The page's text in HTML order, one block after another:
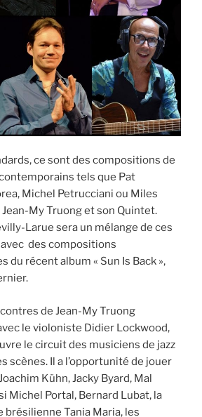
ce sont des compositions de
tels que Pat
Michel Petrucciani ou Miles
My Truong et son Quintet.
Larue sera un mélange de ces
avec des compositions
du récent album « Sun Is Back »,
de Jean-My Truong
le violoniste Didier Lockwood,
le circuit des musiciens de jazz
scènes. Il a l’opportunité de jouer
Kühn, Jacky Byard, Mal
Michel Portal, Bernard Lubat, la
Tania Maria, les